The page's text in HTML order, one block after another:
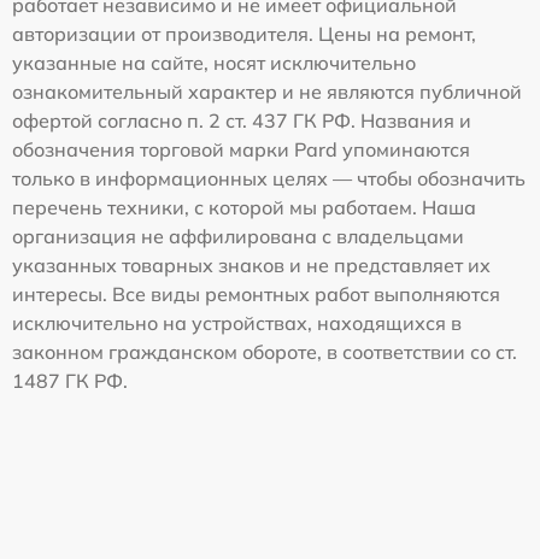
работает независимо и не имеет официальной
авторизации от производителя. Цены на ремонт,
указанные на сайте, носят исключительно
ознакомительный характер и не являются публичной
офертой согласно п. 2 ст. 437 ГК РФ. Названия и
обозначения торговой марки Pard упоминаются
только в информационных целях — чтобы обозначить
перечень техники, с которой мы работаем. Наша
организация не аффилирована с владельцами
указанных товарных знаков и не представляет их
интересы. Все виды ремонтных работ выполняются
исключительно на устройствах, находящихся в
законном гражданском обороте, в соответствии со ст.
1487 ГК РФ.